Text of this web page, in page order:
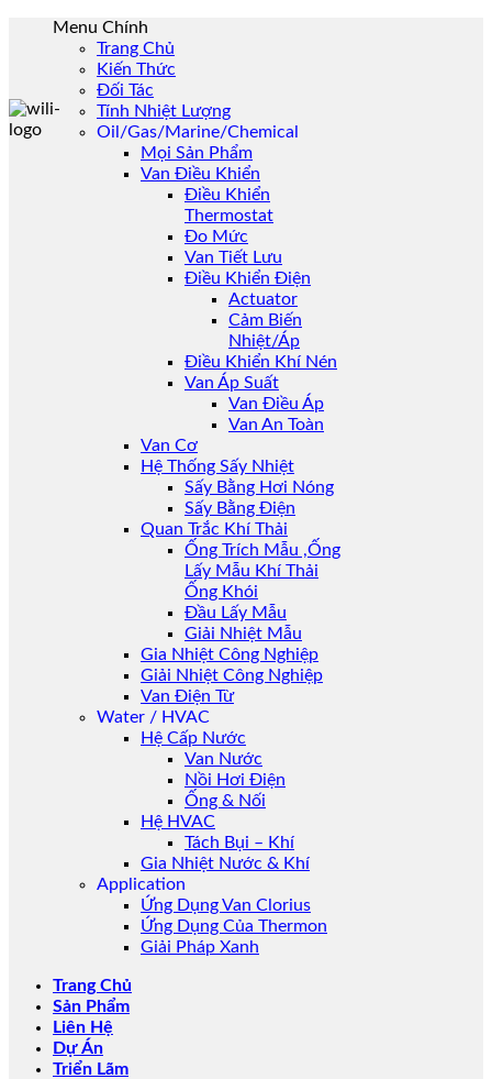
Menu Chính
Trang Chủ
Kiến Thức
Đối Tác
Tính Nhiệt Lượng
Oil/Gas/Marine/Chemical
Mọi Sản Phẩm
Van Điều Khiển
Điều Khiển
Thermostat
Đo Mức
Van Tiết Lưu
Điều Khiển Điện
Actuator
Cảm Biến
Nhiệt/Áp
Điều Khiển Khí Nén
Van Áp Suất
Van Điều Áp
Van An Toàn
Van Cơ
Hệ Thống Sấy Nhiệt
Sấy Bằng Hơi Nóng
Sấy Bằng Điện
Quan Trắc Khí Thải
Ống Trích Mẫu ,Ống
Lấy Mẫu Khí Thải
Ống Khói
Đầu Lấy Mẫu
Giải Nhiệt Mẫu
Gia Nhiệt Công Nghiệp
Giải Nhiệt Công Nghiệp
Van Điện Từ
Water / HVAC
Hệ Cấp Nước
Van Nước
Nồi Hơi Điện
Ống & Nối
Hệ HVAC
Tách Bụi – Khí
Gia Nhiệt Nước & Khí
Application
Ứng Dụng Van Clorius
Ứng Dụng Của Thermon
Giải Pháp Xanh
Trang Chủ
Sản Phẩm
Liên Hệ
Dự Án
Triển Lãm